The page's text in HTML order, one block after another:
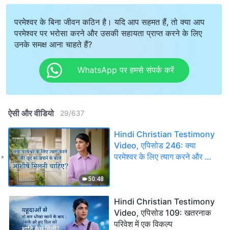
परमेश्वर के बिना जीवन कठिन है। यदि आप सहमत हैं, तो क्या आप
परमेश्वर पर भरोसा करने और उसकी सहायता प्राप्त करने के लिए
उनके समक्ष आना चाहते हैं?
WhatsApp पर हमसे संपर्क करें
ऐसी और वीडियो 29/637
50:48
Hindi Christian Testimony
Video, एपिसोड 246: क्या
परमेश्वर के लिए त्याग करने और खुद
Hindi Christian Testimony
Video, एपिसोड 109: खतरनाक
परिवेश में एक विकल्प